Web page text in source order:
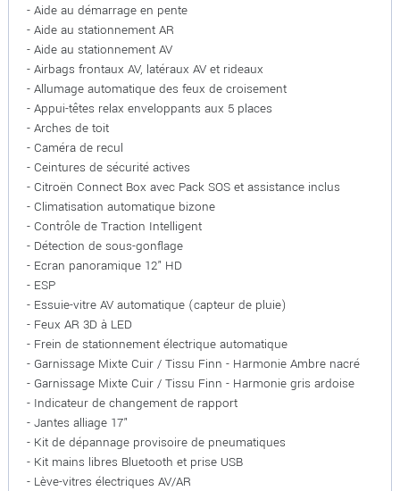
- Aide au démarrage en pente
- Aide au stationnement AR
- Aide au stationnement AV
- Airbags frontaux AV, latéraux AV et rideaux
- Allumage automatique des feux de croisement
- Appui-têtes relax enveloppants aux 5 places
- Arches de toit
- Caméra de recul
- Ceintures de sécurité actives
- Citroën Connect Box avec Pack SOS et assistance inclus
- Climatisation automatique bizone
- Contrôle de Traction Intelligent
- Détection de sous-gonflage
- Ecran panoramique 12" HD
- ESP
- Essuie-vitre AV automatique (capteur de pluie)
- Feux AR 3D à LED
- Frein de stationnement électrique automatique
- Garnissage Mixte Cuir / Tissu Finn - Harmonie Ambre nacré
- Garnissage Mixte Cuir / Tissu Finn - Harmonie gris ardoise
- Indicateur de changement de rapport
- Jantes alliage 17"
- Kit de dépannage provisoire de pneumatiques
- Kit mains libres Bluetooth et prise USB
- Lève-vitres électriques AV/AR